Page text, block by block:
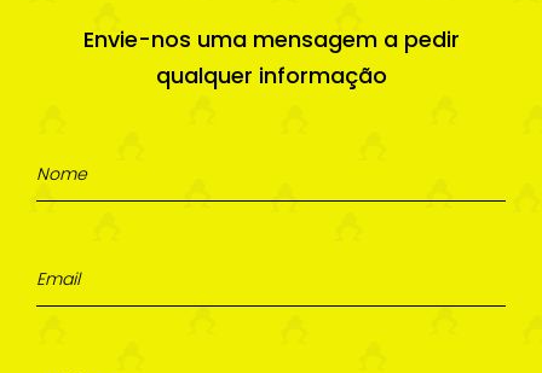
Envie-nos uma mensagem a pedir
qualquer informação